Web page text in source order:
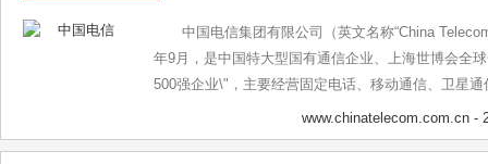
HOMM模式（酒店运营管理模式），将自建自营逐
营”的模式转变，形成投资、合作模式的多元化，在
元化客户服务经验等方面都有突出优势。未来，鹏
经济带及粤港澳大湾区等核心区域继续拓展资源，
增加到12万个，大数据公司产值达100亿。 云网科技
并前的中国联通相区分，业界常以“新联通”进行称呼
界的通信网络，积极推进固定网络和移动网络的宽带
质信息通信服务。2009年1月，中国联通获得了当今
泛、产业链最为完善的WCDMA制式的3G牌照，拥有“
著名客户品牌。 2018年2月11日，中国联通发布关于
中国电信集团有限公司（英文名称“China
年9月，是中国特大型国有通信企业、上海世博会全
500强企业\"，主要经营固定电话、移动通信、卫星
服务。 截至2019年12月，拥有固定电话用户1.10亿
户 1.5亿户；集团公司总资产7109.64亿元，员工总
www.chinatelecom.com.cn -